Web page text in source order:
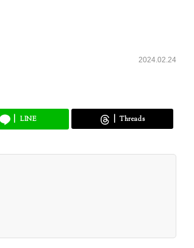
2024.02.24
LINE Threads